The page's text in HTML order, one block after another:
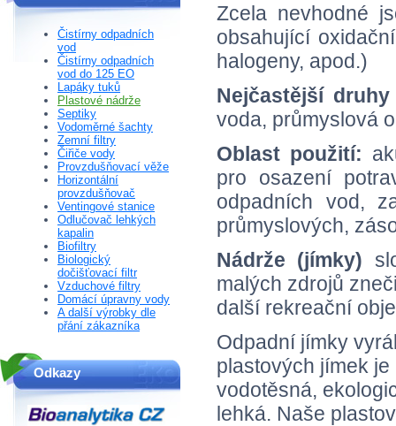
Zcela nevhodné
obsahující
halogeny, apod.)
Nejčastější
voda, průmyslová
Oblast použití:
pro osazení
odpadních vod,
průmyslových,
Nádrže (jímky)
malých zdrojů
další rekreační
Odpadní jímky
plastových jímek
vodotěsná,
lehká. Naše
Čistírny odpadních
vod
Čistírny odpadních
vod do 125 EO
Lapáky tuků
Plastové nádrže
Septiky
Vodoměrné šachty
Zemní filtry
Čiřiče vody
Provzdušňovací věže
Horizontální
provzdušňovač
Ventingové stanice
Odlučovač lehkých
kapalin
Biofiltry
Biologický
dočišťovací filtr
Vzduchové filtry
Domácí úpravny vody
A další výrobky dle
přání zákazníka
Odkazy